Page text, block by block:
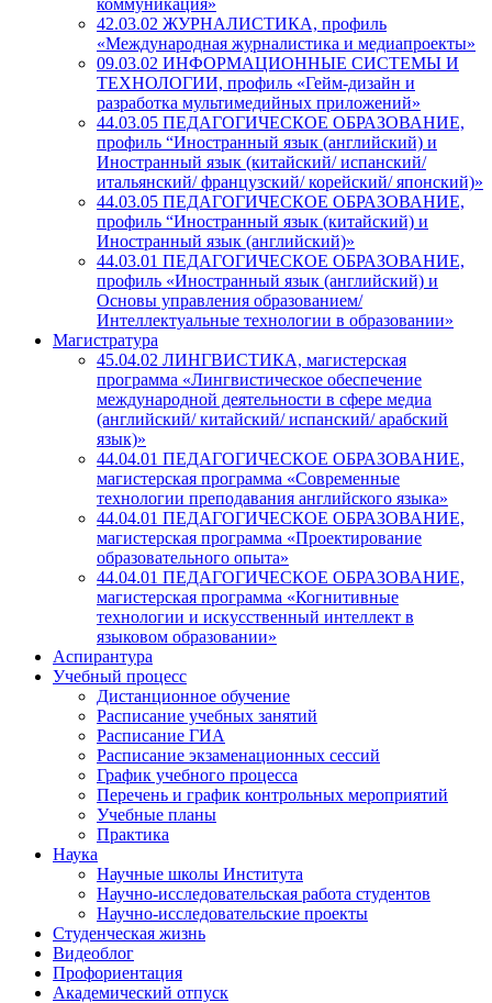
коммуникация»
42.03.02 ЖУРНАЛИСТИКА, профиль
«Международная журналистика и медиапроекты»
09.03.02 ИНФОРМАЦИОННЫЕ СИСТЕМЫ И
ТЕХНОЛОГИИ, профиль «Гейм-дизайн и
разработка мультимедийных приложений»
44.03.05 ПЕДАГОГИЧЕСКОЕ ОБРАЗОВАНИЕ,
профиль “Иностранный язык (английский) и
Иностранный язык (китайский/ испанский/
итальянский/ французский/ корейский/ японский)»
44.03.05 ПЕДАГОГИЧЕСКОЕ ОБРАЗОВАНИЕ,
профиль “Иностранный язык (китайский) и
Иностранный язык (английский)»
44.03.01 ПЕДАГОГИЧЕСКОЕ ОБРАЗОВАНИЕ,
профиль «Иностранный язык (английский) и
Основы управления образованием/
Интеллектуальные технологии в образовании»
Магистратура
45.04.02 ЛИНГВИСТИКА, магистерская
программа «Лингвистическое обеспечение
международной деятельности в сфере медиа
(английский/ китайский/ испанский/ арабский
язык)»
44.04.01 ПЕДАГОГИЧЕСКОЕ ОБРАЗОВАНИЕ,
магистерская программа «Современные
технологии преподавания английского языка»
44.04.01 ПЕДАГОГИЧЕСКОЕ ОБРАЗОВАНИЕ,
магистерская программа «Проектирование
образовательного опыта»
44.04.01 ПЕДАГОГИЧЕСКОЕ ОБРАЗОВАНИЕ,
магистерская программа «Когнитивные
технологии и искусственный интеллект в
языковом образовании»
Аспирантура
Учебный процесс
Дистанционное обучение
Расписание учебных занятий
Расписание ГИА
Расписание экзаменационных сессий
График учебного процесса
Перечень и график контрольных мероприятий
Учебные планы
Практика
Наука
Научные школы Института
Научно-исследовательская работа студентов
Научно-исследовательские проекты
Студенческая жизнь
Видеоблог
Профориентация
Академический отпуск